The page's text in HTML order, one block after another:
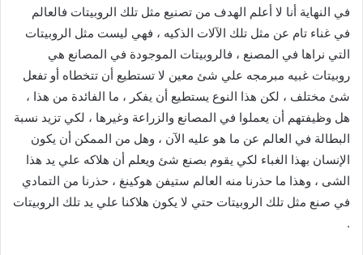
في النهاية أنا لا أعلم الهدف من تصنيع مثل تلك الروبيتات فالعالم
في غناء تام عن مثل تلك الآلات الذكيه ، فهي ليست مثل الروبيتات
التي نراها في المصنع ، فالروبيتات الموجودة في المصانع هي
روبيتات غبيه مبرمجه علي شئ معين لا تستطيع أن تتخطاه أو تفعل
شئ مختلف ، لكن هذا النوع يستطيع أن يفكر ، ما الفائدة من هذا ،
هل وظيفتهم أن يعملوا في المصانع والزراعة وغيرها ، لكي تزيد نسبة
البطالة في العالم عن ما هو عليه الآن ، وهل من الممكن أن يكون
الإنسان بهذا الغباء لكي يقوم بصنع شئ ويعلم أن هلاكه علي يد هذا
الشى ، وهذا ما حذرنا منه العالم ستيفن هوكينغ ، حذرنا من التمادي
في صنع مثل تلك الروبيتات حتي لا يكون هلاكنا علي يد تلك الروبيتات
.